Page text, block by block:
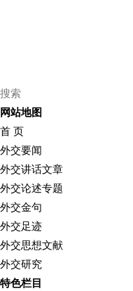
网站地图
首 页
外交要闻
外交讲话文章
外交论述专题
外交金句
外交足迹
外交思想文献
外交研究
特色栏目